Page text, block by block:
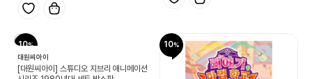
10
대원씨아이
[대원씨아이] 스튜디오 지브리 애니메이션
10